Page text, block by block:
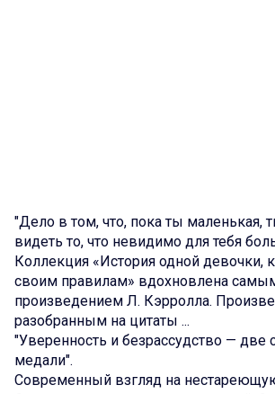
"Дело в том, что, пока ты
видеть то, что невидимо для тебя
Коллекция «История одной девочки,
своим правилам» вдохновлена
произведением Л. Кэрролла.
разобранным на цитаты ...
"Уверенность и безрассудство — две
медали".
Современный взгляд на